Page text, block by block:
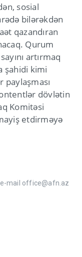
sosial
bilərəkdən
qazandıran
Qurum
artırmaq
şahidi kimi
dövlətin
Komitəsi
etdirməyə
e-mail office@afn.az